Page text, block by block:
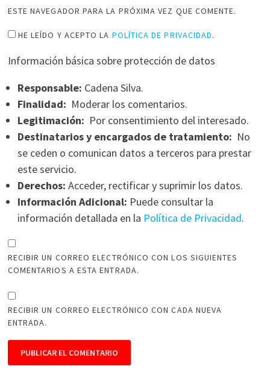
ESTE NAVEGADOR PARA LA PRÓXIMA VEZ QUE COMENTE.
HE LEÍDO Y ACEPTO LA POLÍTICA DE PRIVACIDAD.
Información básica sobre protección de datos
Responsable: Cadena Silva.
Finalidad: Moderar los comentarios.
Legitimación: Por consentimiento del interesado.
Destinatarios y encargados de tratamiento: No
se ceden o comunican datos a terceros para prestar
este servicio.
Derechos: Acceder, rectificar y suprimir los datos.
Información Adicional: Puede consultar la
información detallada en la Política de Privacidad.
RECIBIR UN CORREO ELECTRÓNICO CON LOS SIGUIENTES
COMENTARIOS A ESTA ENTRADA.
RECIBIR UN CORREO ELECTRÓNICO CON CADA NUEVA
ENTRADA.